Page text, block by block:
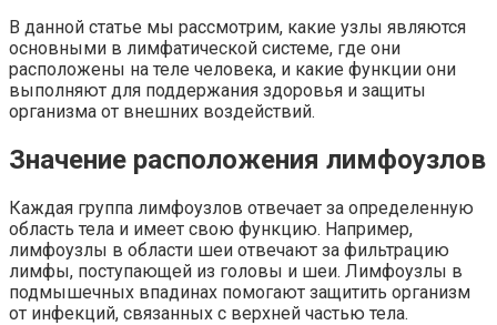
В данной статье мы рассмотрим, какие узлы являются
основными в лимфатической системе, где они
расположены на теле человека, и какие функции они
выполняют для поддержания здоровья и защиты
организма от внешних воздействий.
Значение расположения лимфоузлов
Каждая группа лимфоузлов отвечает за определенную
область тела и имеет свою функцию. Например,
лимфоузлы в области шеи отвечают за фильтрацию
лимфы, поступающей из головы и шеи. Лимфоузлы в
подмышечных впадинах помогают защитить организм
от инфекций, связанных с верхней частью тела.